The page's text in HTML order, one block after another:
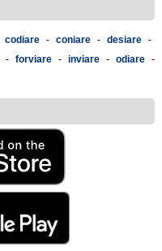
codiare - coniare - desiare -
- forviare - inviare - odiare -